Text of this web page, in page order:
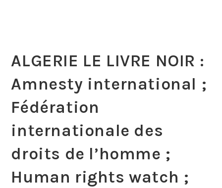
ALGERIE LE LIVRE NOIR :
Amnesty international ;
Fédération
internationale des
droits de l’homme ;
Human rights watch ;